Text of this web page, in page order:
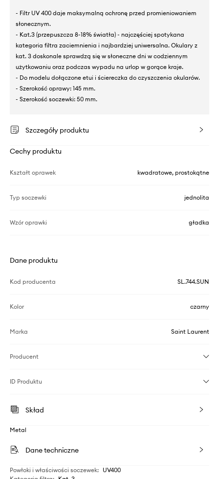
- Filtr UV 400 daje maksymalną ochronę przed promieniowaniem
słonecznym.
- Kat.3 (przepuszcza 8-18% światła) - najczęściej spotykana
kategoria filtra zaciemnienia i najbardziej uniwersalna. Okulary z
kat. 3 doskonale sprawdzą się w słoneczne dni w codziennym
użytkowaniu oraz podczas wypadu na urlop w gorące kraje.
- Do modelu dołączone etui i ściereczka do czyszczenia okularów.
- Szerokość oprawy: 145 mm.
- Szerokość soczewki: 50 mm.
Szczegóły produktu
Cechy produktu
Kształt oprawek kwadratowe, prostokątne
Typ soczewki jednolita
Wzór oprawki gładka
Dane produktu
Kod producenta SL.744.SUN
Kolor czarny
Marka Saint Laurent
Producent
ID Produktu
Skład
Metal
Dane techniczne
Powłoki i właściwości soczewek: UV400